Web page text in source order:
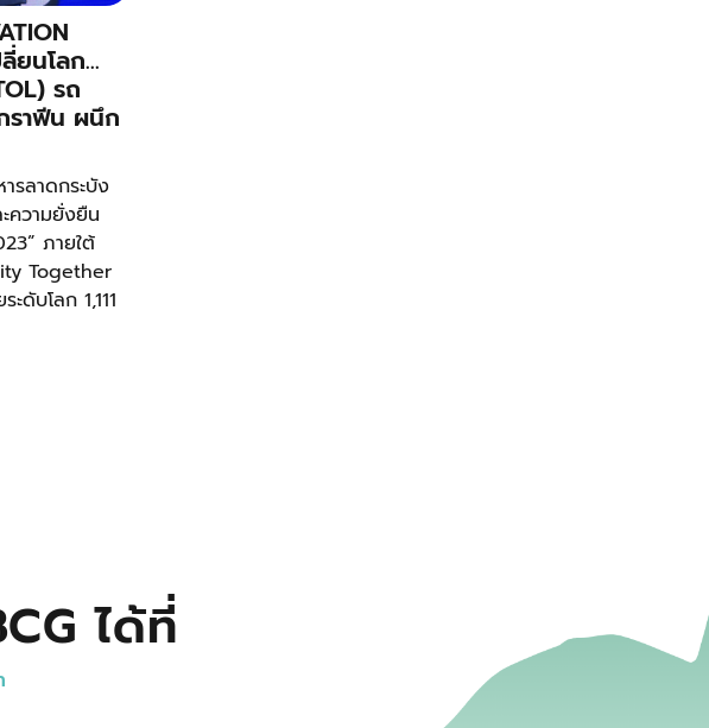
ยนโลก…
รถ
ราฟีน ผนึก
รลาดกระบัง
ความยั่งยืน
ภายใต้
Together
ดับโลก 1,111
ได้ที่